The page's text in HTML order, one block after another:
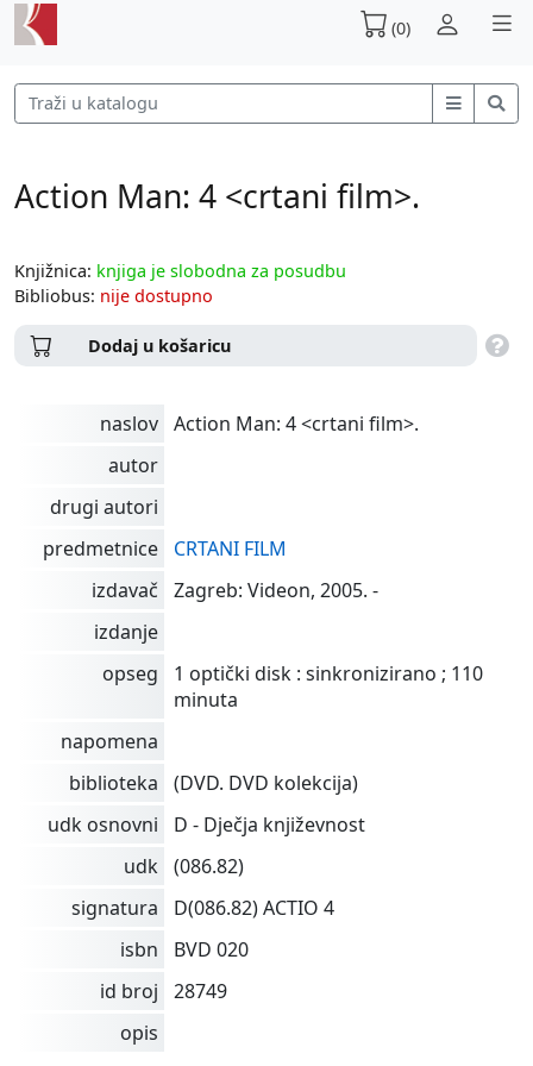
(0)
Action Man: 4 <crtani film>.
Knjižnica: knjiga je slobodna za posudbu
Bibliobus: nije dostupno
Dodaj u košaricu
naslov Action Man: 4 <crtani film>.
autor
drugi autori
predmetnice
CRTANI FILM
izdavač
Zagreb: Videon, 2005. -
izdanje
opseg
1 optički disk : sinkronizirano ; 110
minuta
napomena
biblioteka
(DVD. DVD kolekcija)
udk osnovni
D - Dječja književnost
udk (086.82)
signatura
D(086.82) ACTIO 4
isbn
BVD 020
id broj
28749
opis